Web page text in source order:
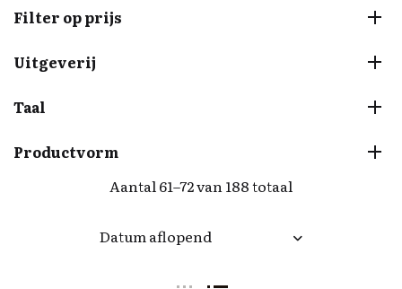
Aantal 61–72 van 188 totaal
Datum aflopend
Filter op prijs
Uitgeverij
Taal
Productvorm